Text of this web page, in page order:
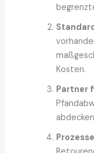
Kosten.
Partner